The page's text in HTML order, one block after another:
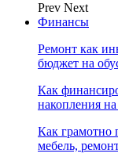
Prev Next
Финансы
Ремонт как
бюджет на
Как
накопления
Как грамотно
мебель,